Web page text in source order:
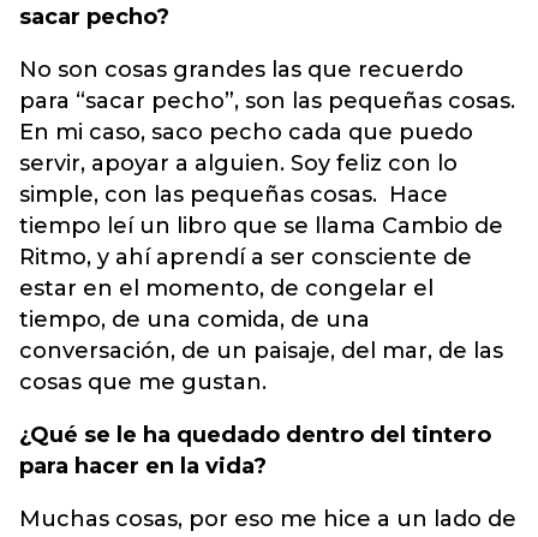
sacar pecho?
No son cosas grandes las que recuerdo
para “sacar pecho”, son las pequeñas cosas.
En mi caso, saco pecho cada que puedo
servir, apoyar a alguien. Soy feliz con lo
simple, con las pequeñas cosas. Hace
tiempo leí un libro que se llama Cambio de
Ritmo, y ahí aprendí a ser consciente de
estar en el momento, de congelar el
tiempo, de una comida, de una
conversación, de un paisaje, del mar, de las
cosas que me gustan.
¿Qué se le ha quedado dentro del tintero
para hacer en la vida?
Muchas cosas, por eso me hice a un lado de